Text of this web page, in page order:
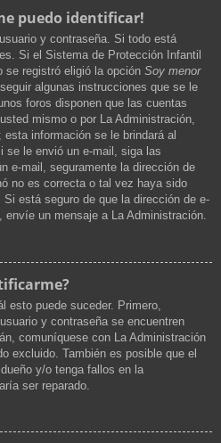
puedo identificar!
y contraseña. Si todo está
Si el Sistema de Protección Infantil
se registró eligió la opción Soy menor
algunas instrucciones que se le
foros disponen que las cuentas
mismo o por La Administración,
información se le brindará al
se le envió un e-mail, siga las
e-mail, seguramente la dirección de
no es correcta o tal vez haya sido
está seguro de que la dirección de e-
envíe un mensaje a La Administración.
esto puede suceder. Primero,
y contraseña se encuentren
comuníquese con La Administración
excluido. También es posible que el
y/o tenga fallos en la
ser reparado.